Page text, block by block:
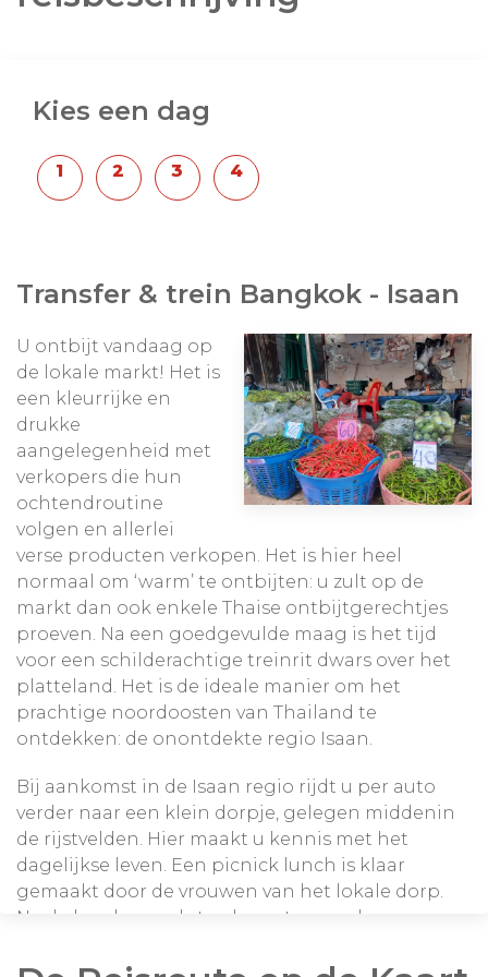
tradities en hun smaken.
Aanpassingen in de route en het aantal dagen is
Kies een dag
Transfer & trein Bangkok - Isaan
U ontbijt vandaag op
de lokale markt! Het is
een kleurrijke en
drukke
aangelegenheid met
verkopers die hun
ochtendroutine
volgen en allerlei
verse producten verkopen. Het is hier heel
normaal om ‘warm’ te ontbijten: u zult op de
markt dan ook enkele Thaise ontbijtgerechtjes
proeven. Na een goedgevulde maag is het tijd
voor een schilderachtige treinrit dwars over het
platteland. Het is de ideale manier om het
prachtige noordoosten van Thailand te
ontdekken: de onontdekte regio Isaan.
Bij aankomst in de Isaan regio rijdt u per auto
verder naar een klein dorpje, gelegen middenin
de rijstvelden. Hier maakt u kennis met het
dagelijkse leven. Een picnick lunch is klaar
gemaakt door de vrouwen van het lokale dorp.
Na de lunch vervolgt u de route over de
van de ‘Royal Way’. Deze route was in het oude